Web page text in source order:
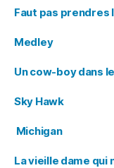
Faut pas prendres
Medley
Un cow-boy dans
Sky Hawk
Michigan
La vieille dame qui